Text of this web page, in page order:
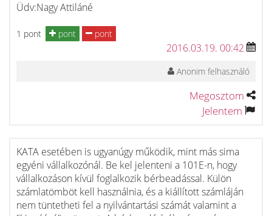
Üdv:Nagy Attiláné
1 pont pont pont
2016.03.19. 00:42
Anonim felhasználó
Megosztom
Jelentem
KATA esetében is ugyanúgy működik, mint más sima
egyéni vállalkozónál. Be kel jelenteni a 101E-n, hogy
vállalkozáson kívül foglalkozik bérbeadással. Külön
számlatömböt kell használnia, és a kiállított számláján
nem tüntetheti fel a nyilvántartási számát valamint a